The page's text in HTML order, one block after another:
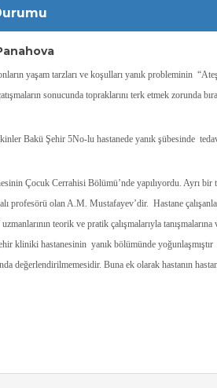
yaşam tarzları ve koşulları yanık probleminin
sonucunda topraklarını terk etmek zorunda
Bakü Şehir 5No-lu hastanede yanık şübesinde
Çocuk Cerrahisi Bölümü’nde yapılıyordu. Ayrı
profesörü olan A.M. Mustafayev’dir. Hastane
teorik ve pratik çalışmalarıyla
kliniki hastanesinin yanık bölümünde
değerlendirilmemesidir. Buna ek olarak hastanın